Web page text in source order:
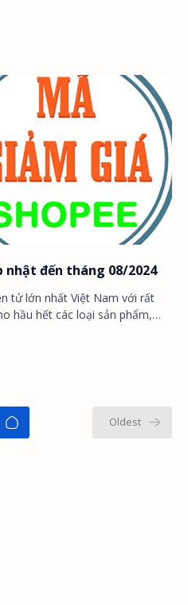
nhật đến tháng 08/2024
tử lớn nhất Việt Nam với rất
hầu hết các loại sản phẩm,